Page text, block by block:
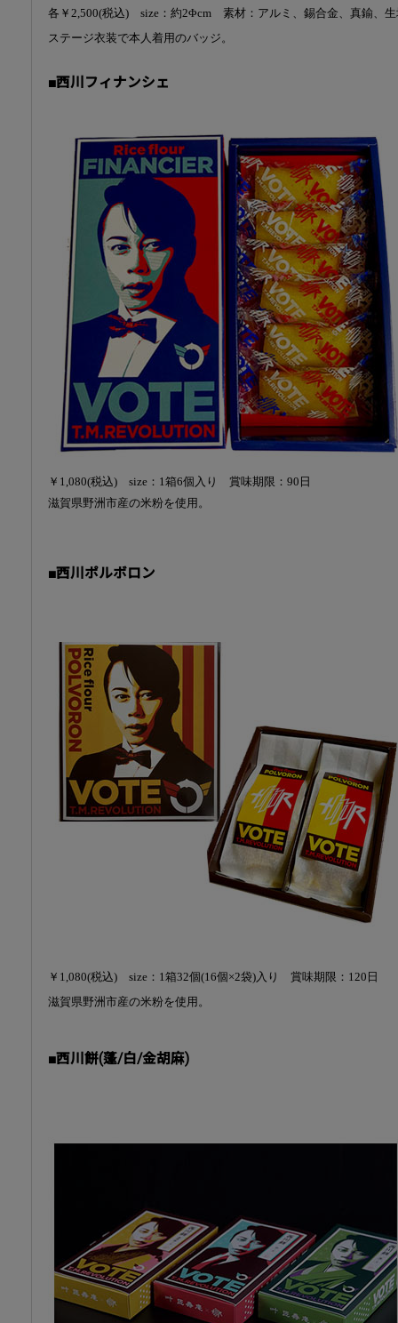
各￥2,500(税込) size：約2Φcm 素材：アルミ、錫合金、真鍮、生
ステージ衣装で本人着用のバッジ。
■西川フィナンシェ
￥1,080(税込) size：1箱6個入り 賞味期限：90日
滋賀県野洲市産の米粉を使用。
■西川ポルボロン
￥1,080(税込) size：1箱32個(16個×2袋)入り 賞味期限：120日
滋賀県野洲市産の米粉を使用。
■西川餅(蓬/白/金胡麻)